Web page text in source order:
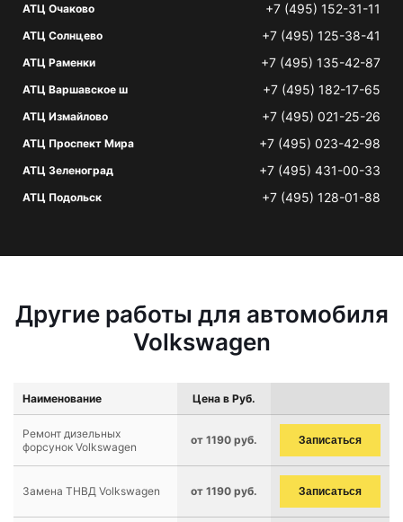
АТЦ Очаково +7 (495) 152-31-11
АТЦ Солнцево +7 (495) 125-38-41
АТЦ Раменки +7 (495) 135-42-87
АТЦ Варшавское ш +7 (495) 182-17-65
АТЦ Измайлово +7 (495) 021-25-26
АТЦ Проспект Мира +7 (495) 023-42-98
АТЦ Зеленоград +7 (495) 431-00-33
АТЦ Подольск +7 (495) 128-01-88
Другие работы для автомобиля
Volkswagen
Наименование Цена в Руб.
Ремонт дизельных
форсунок Volkswagen
от 1190 руб. Записаться
Замена ТНВД Volkswagen от 1190 руб. Записаться